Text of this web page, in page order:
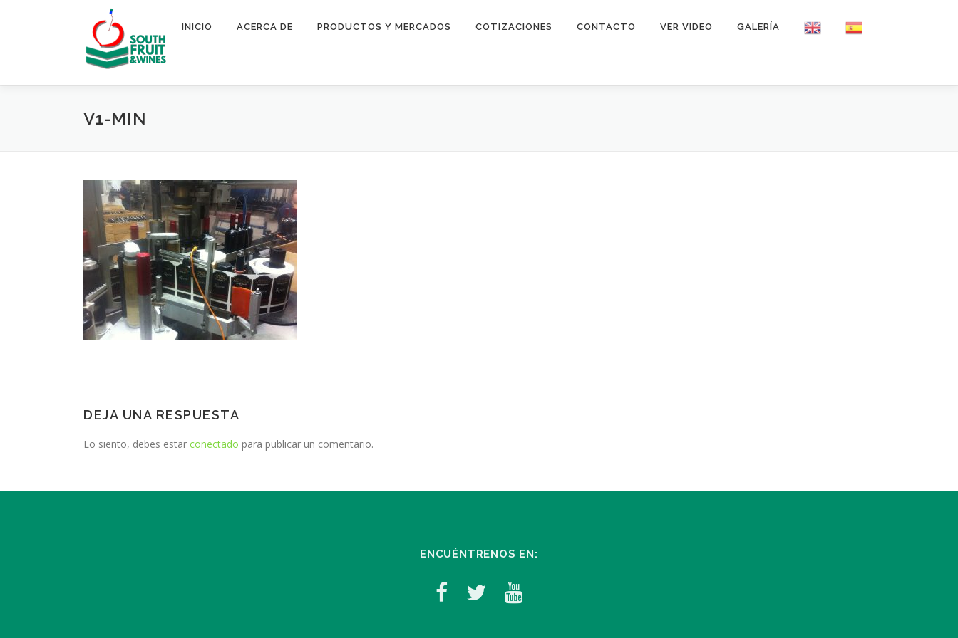
INICIO ACERCA DE PRODUCTOS Y MERCADOS COTIZACIONES CONTACTO VER VIDEO GALERÍA
V1-MIN
DEJA UNA RESPUESTA
Lo siento, debes estar conectado para publicar un comentario.
ENCUÉNTRENOS EN: